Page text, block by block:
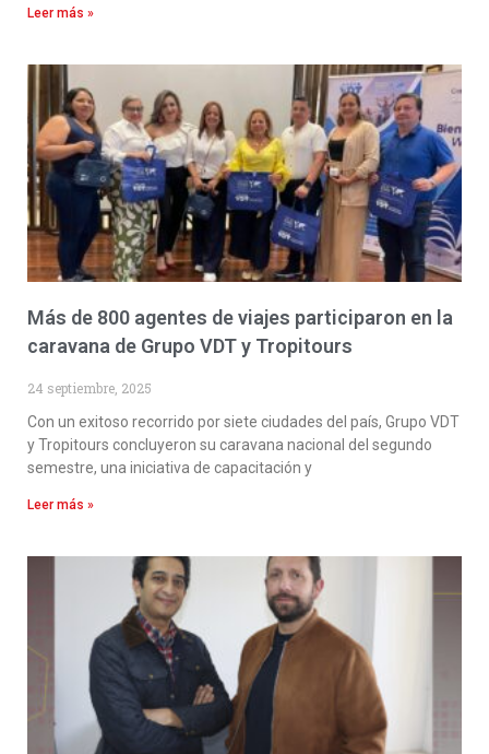
Leer más »
Más de 800 agentes de viajes participaron en la
caravana de Grupo VDT y Tropitours
24 septiembre, 2025
Con un exitoso recorrido por siete ciudades del país, Grupo VDT
y Tropitours concluyeron su caravana nacional del segundo
semestre, una iniciativa de capacitación y
Leer más »